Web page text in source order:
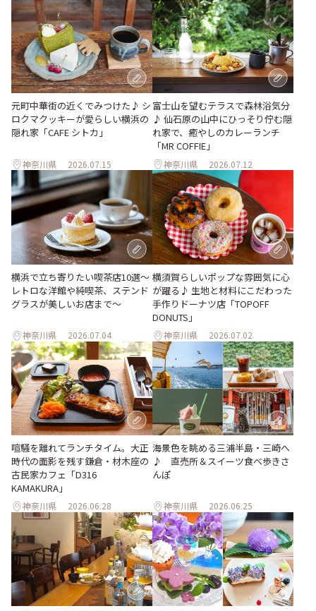
元町中華街の近くでみつけた♪ シ
ロクマクッキーが愛らしい横浜の
隠れ家「CAFE シトカ」
神奈川県 2026.07.15
富士山を望むテラスで森林浴気分
♪ 仙石原の山中にひっそり佇む隠
れ家で、癒やしのカレーランチ
「MR COFFIE」
神奈川県 2026.07.12
横浜で立ち寄りたい喫茶店10選～
レトロな洋館や純喫茶、ステンド
グラスが美しいお店まで～
神奈川県 2026.07.04
横須賀らしいポップな雰囲気に心
が躍る♪ 生地と材料にこだわった
手作りドーナツ店「TOPOFF
DONUTS」
神奈川県 2026.07.02
喧騒を離れてランチタイム。大正
時代の面影を残す鎌倉・材木座の
古民家カフェ「D316
KAMAKURA」
神奈川県 2026.06.28
海景色を眺める三浦半島・三崎へ
♪ 直売所＆スイーツ食べ歩きさ
んぽ
神奈川県 2026.06.25